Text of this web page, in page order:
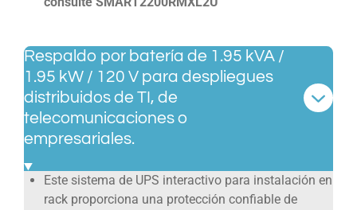
Respaldo por batería de 1.95 kVA /
1.95 kW / 120 V para despliegues
distribuidos de TI, de
telecomunicaciones o
empresariales.
Este sistema de UPS interactivo para instalación en
rack proporciona una protección confiable de